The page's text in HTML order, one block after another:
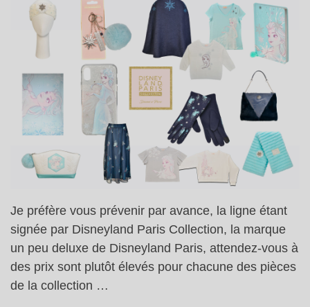
Je préfère vous prévenir par avance, la ligne étant
signée par Disneyland Paris Collection, la marque
un peu deluxe de Disneyland Paris, attendez-vous à
des prix sont plutôt élevés pour chacune des pièces
de la collection …